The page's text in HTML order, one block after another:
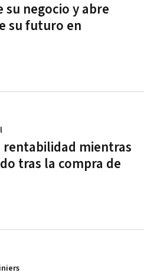
su negocio y abre
su futuro en
rentabilidad mientras
tras la compra de